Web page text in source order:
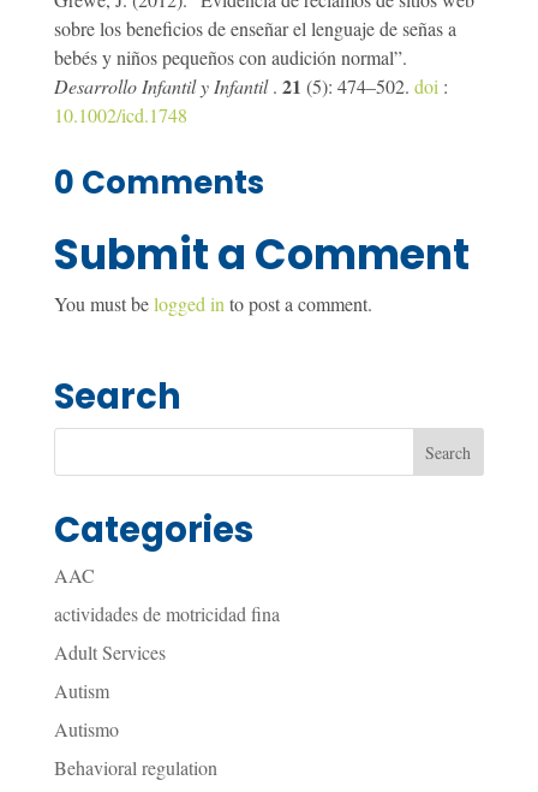
sobre los beneficios de enseñar el lenguaje de señas a
bebés y niños pequeños con audición normal”.
Desarrollo Infantil y Infantil . 21 (5): 474–502. doi :
10.1002/icd.1748
0 Comments
Submit a Comment
You must belogged into post a comment.
Search
Categories
AAC
actividades de motricidad fina
Adult Services
Autism
Autismo
Behavioral regulation